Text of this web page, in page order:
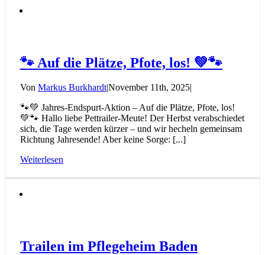
🐾 Auf die Plätze, Pfote, los! 💚🐾
Von Markus Burkhardt|November 11th, 2025
🐾💚 Jahres-Endspurt-Aktion – Auf die Plätze, Pfote, los!
💚🐾 Hallo liebe Pettrailer-Meute! Der Herbst verabschiedet
sich, die Tage werden kürzer – und wir hecheln gemeinsam
Richtung Jahresende! Aber keine Sorge: [...]
Weiterlesen
Trailen im Pflegeheim Baden